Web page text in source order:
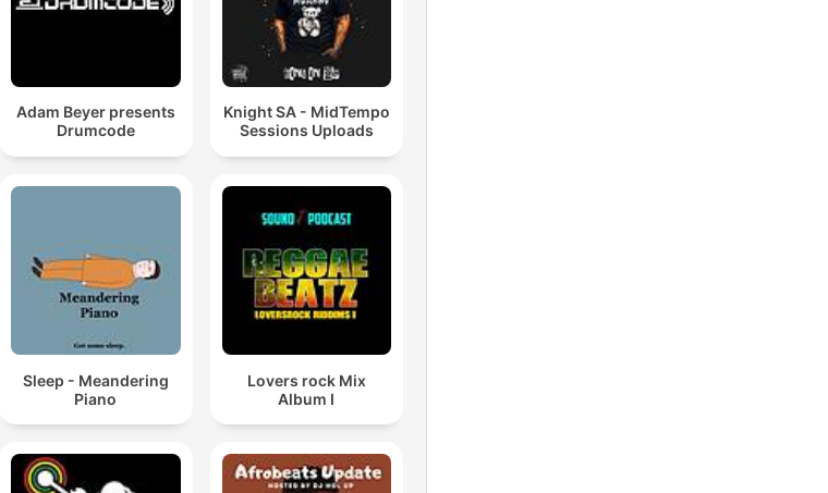
Adam Beyer presents
Drumcode
Knight SA - MidTempo
Sessions Uploads
Sleep - Meandering
Piano
Lovers rock Mix
Album I